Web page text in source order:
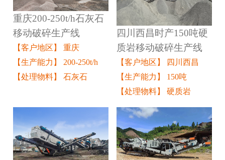
重庆200-250t/h石灰石
移动破碎生产线
【客户地区】 重庆
【生产能力】 200-250t/h
【处理物料】 石灰石
四川西昌时产150吨硬
质岩移动破碎生产线
【客户地区】 四川西昌
【生产能力】 150吨
【处理物料】 硬质岩